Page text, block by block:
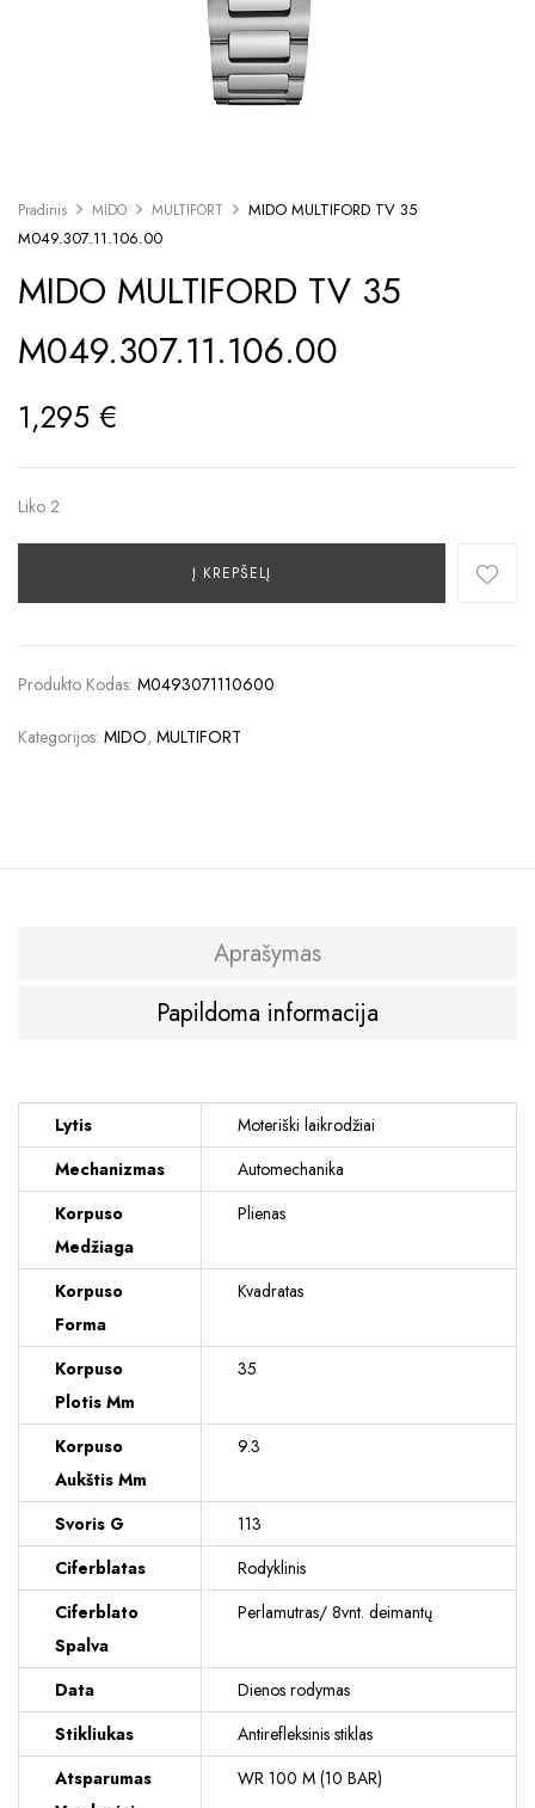
Pradinis MIDO MULTIFORT
MIDO MULTIFORD TV 35
M049.307.11.106.00
MIDO MULTIFORD TV 35
M049.307.11.106.00
1,295 €
Liko 2
Į KREPŠELĮ
Produkto Kodas: M0493071110600
Kategorijos: MIDO, MULTIFORT
Aprašymas
Papildoma informacija
Lytis
Moteriški laikrodžiai
Mechanizmas
Automechanika
Korpuso
Medžiaga
Plienas
Korpuso
Forma
Kvadratas
Korpuso
Plotis Mm
35
Korpuso
Aukštis Mm
9.3
Svoris G
113
Ciferblatas
Rodyklinis
Ciferblato
Spalva
Perlamutras/ 8vnt. deimantų
Data
Dienos rodymas
Stikliukas
Antirefleksinis stiklas
Atsparumas
WR 100 M (10 BAR)